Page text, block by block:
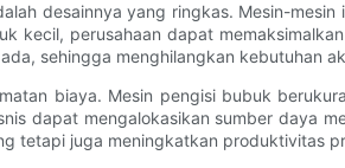
desainnya yang ringkas. Mesin-
kecil, perusahaan dapat
sehingga menghilangkan kebutuhan
biaya. Mesin pengisi bubuk
dapat mengalokasikan sumber daya
tetapi juga meningkatkan produktivitas